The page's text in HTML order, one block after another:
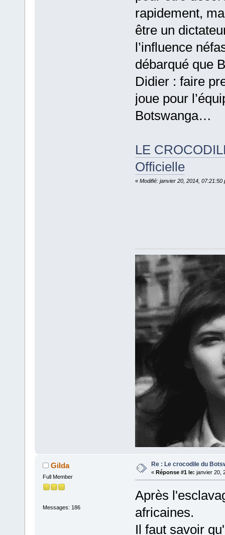
rapidement,
être un
l’influence
débarqué que
Didier : faire
joue pour
Botswanga…
LE
Officielle
« Modifié: janvier 20, 2014, 07:21:50
Gilda
Full Member
Messages: 186
Re : Le crocodile du
« Réponse #1 le: janvier 20,
Après
africaines.
Il faut savoir